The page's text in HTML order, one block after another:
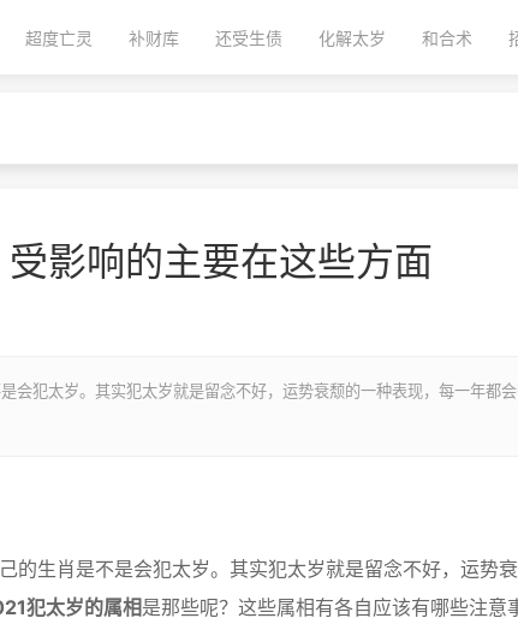
超度亡灵 补财库 还受生债 化解太岁 和合术
影响的主要在这些方面
会犯太岁。其实犯太岁就是留念不好，运势衰颓的一种表现，每一年都
生肖是不是会犯太岁。其实犯太岁就是留念不好，运势
犯太岁的属相是那些呢？这些属相有各自应该有哪些注意